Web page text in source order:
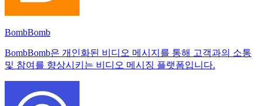
BombBomb
BombBomb은 개인화된 비디오 메시지를 통해 고객과의 소통
및 참여를 향상시키는 비디오 메시징 플랫폼입니다.